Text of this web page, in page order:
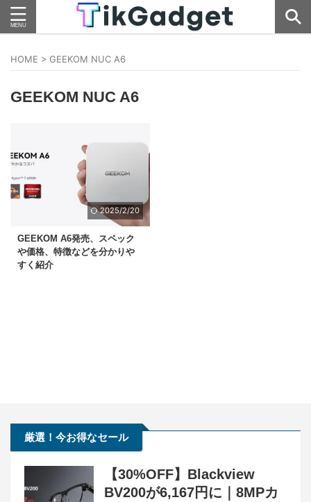
HOME > GEEKOM NUC A6
GEEKOM NUC A6
2025/2/20
GEEKOM A6発売、スペック
や価格、特徴などを分かりや
すく紹介
厳選！今お得なセール
【30%OFF】Blackview
BV200が6,167円に｜8MPカ